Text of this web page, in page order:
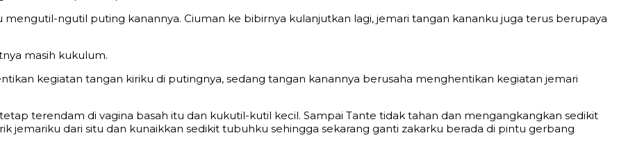
mengutil-ngutil puting kanannya. Ciuman ke bibirnya kulanjutkan lagi, jemari tangan kananku juga terus berupaya
masih kukulum.
kegiatan tangan kiriku di putingnya, sedang tangan kanannya berusaha menghentikan kegiatan jemari
terendam di vagina basah itu dan kukutil-kutil kecil. Sampai Tante tidak tahan dan mengangkangkan sedikit
jemariku dari situ dan kunaikkan sedikit tubuhku sehingga sekarang ganti zakarku berada di pintu gerbang